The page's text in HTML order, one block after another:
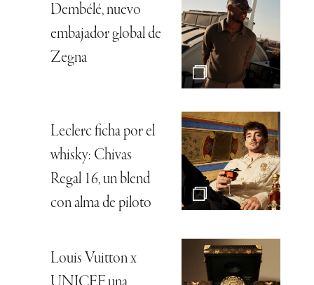
Dembélé, nuevo
embajador global de
Zegna
Leclerc ficha por el
whisky: Chivas
Regal 16, un blend
con alma de piloto
Louis Vuitton x